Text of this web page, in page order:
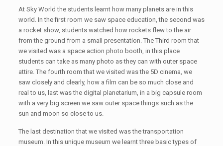
At Sky World the students learnt how many planets are in this
world. In the first room we saw space education, the second was
a rocket show, students watched how rockets flew to the air
from the ground from a small presentation. The Third room that
we visited was a space action photo booth, in this place
students can take as many photo as they can with outer space
attire. The fourth room that we visited was the 5D cinema, we
saw closely and clearly, how a film can be so much close and
real to us, last was the digital planetarium, in a big capsule room
with a very big screen we saw outer space things such as the
sun and moon so close to us.
The last destination that we visited was the transportation
museum. In this unique museum we learnt three basic types of